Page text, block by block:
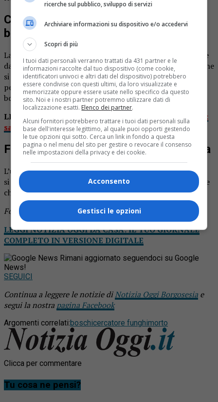
Cercatore di funghi cade e muore nei
boschi
La moglie era preoccupata perché non lo vedeva rientrare
dal solito giro per funghi, e ha dato l’allarme. Ma le ricerche
si sono concluse nel peggiore dei modi. Il corpo di un
pensionato di 75 anni è stato trovato ormai senza vita nei
boschi tra la provincia di Alessandria e la Liguria.
LEGGI ANCHE: Cercatore di funghi disperso a Noveis:
salvato dai vigili del fuoco
Forse un malore all’origine della caduta
L’uomo era precipitato per alcuni metri in un dirupo. Non
si esclude però che all’origine della caduto ci sia un malore
che ha colto improvvisamente il pensionato.
Foto d’archivio
LEGGI NOTIZIA OGGI DA CASA: IL TUO GIORNALE
COMPLETO IN VERSIONE DIGITALE
Rimani aggiornato seguendoci su Google
News!
SEGUICI
Continua a leggere le notizie diNotizia Oggi Borgosesia e
segui la nostra pagina Facebook
Argomenti correlati:boschicercatore funghimorto
Clicca per commentare
Tu cosa ne pensi?
ricerche sul pubblico, sviluppo di servizi
Archiviare informazioni su dispositivo e/o accedervi
Scopri di più
I tuoi dati personali verranno trattati da 431 partner e le
informazioni raccolte dal tuo dispositivo (come cookie,
identificatori univoci e altri dati del dispositivo) potrebbero
essere condivise con questi ultimi, da loro visualizzate e
memorizzate oppure essere usate nello specifico da questo
sito. Noi e i nostri partner potremmo utilizzare dati di
localizzazione esatti. Elenco dei partner.
Alcuni fornitori potrebbero trattare i tuoi dati personali sulla
base dell'interesse legittimo, al quale puoi opporti gestendo
le tue opzioni qui sotto. Cerca un link in fondo a questa
pagina o nel menu del sito per gestire o revocare il consenso
nelle impostazioni della privacy e dei cookie.
Acconsento
Gestisci le opzioni